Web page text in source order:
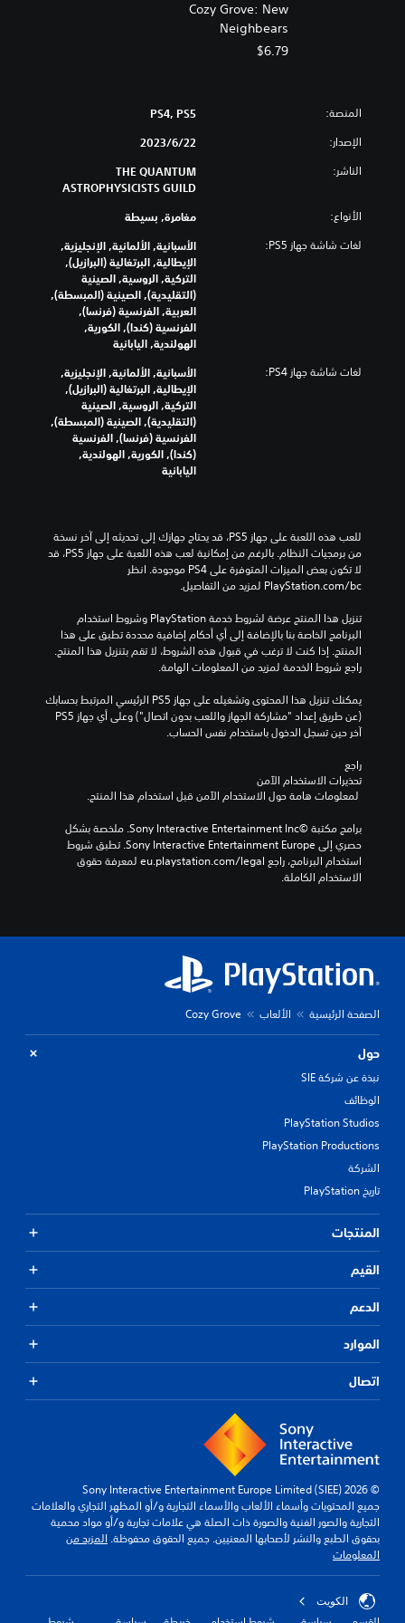
Cozy Grove: New
Neighbears
$6.79
المنصة: PS4, PS5
الإصدار: 22‏/6‏/2023
الناشر:
THE QUANTUM
ASTROPHYSICISTS GUILD
الأنواع: مغامرة, بسيطة
لغات شاشة جهاز PS5:
الأسبانية, الألمانية, الإنجليزية,
الإيطالية, البرتغالية (البرازيل),
التركية, الروسية, الصينية
(التقليدية), الصينية (المبسطة),
العربية, الفرنسية (فرنسا),
الفرنسية (كندا), الكورية,
الهولندية, اليابانية
لغات شاشة جهاز PS4:
الأسبانية, الألمانية, الإنجليزية,
الإيطالية, البرتغالية (البرازيل),
التركية, الروسية, الصينية
(التقليدية), الصينية (المبسطة),
الفرنسية (فرنسا), الفرنسية
(كندا), الكورية, الهولندية,
اليابانية
‎PlayStation.com/bc لمزيد من التفاصيل.
راجع شروط الخدمة لمزيد من المعلومات الهامة.
آخر حين تسجل الدخول باستخدام نفس الحساب.
راجع
تحذيرات الاستخدام الآمن
الاستخدام الكاملة.
الصفحة الرئيسية الألعاب Cozy Grove
حول
نبذة عن شركة SIE
الوظائف
PlayStation Studios
PlayStation Productions
الشركة
تاريخ PlayStation
المنتجات
القيم
الدعم
الموارد
اتصال
© 2026 Sony Interactive Entertainment Europe Limited (SIEE)
جميع المحتويات وأسماء الألعاب والأسماء التجارية و/أو المظهر التجاري والعلامات
التجارية والصور الفنية والصورة ذات الصلة هي علامات تجارية و/أو مواد محمية
بحقوق الطبع والنشر لأصحابها المعنيين. جميع الحقوق محفوظة. المزيد من
المعلومات
الكويت‎